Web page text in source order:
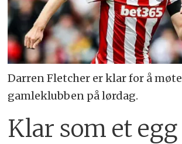
Darren Fletcher er klar for å møte
gamleklubben på lørdag.
Klar som et egg